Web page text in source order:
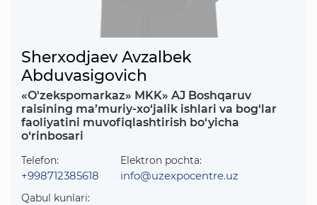
Sherxodjaev Avzalbek
Abduvasigovich
«O'zekspomarkaz» MKK» AJ Boshqaruv
raisining ma’muriy-xo‘jalik ishlari va bog‘lar
faoliyatini muvofiqlashtirish bo‘yicha
o‘rinbosari
Telefon:
+998712385618
Elektron pochta:
info@uzexpocentre.uz
Qabul kunlari: